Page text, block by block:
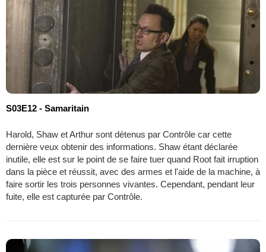
S03E12 - Samaritain
Harold, Shaw et Arthur sont détenus par Contrôle car cette
dernière veux obtenir des informations. Shaw étant déclarée
inutile, elle est sur le point de se faire tuer quand Root fait irruption
dans la pièce et réussit, avec des armes et l'aide de la machine, à
faire sortir les trois personnes vivantes. Cependant, pendant leur
fuite, elle est capturée par Contrôle.